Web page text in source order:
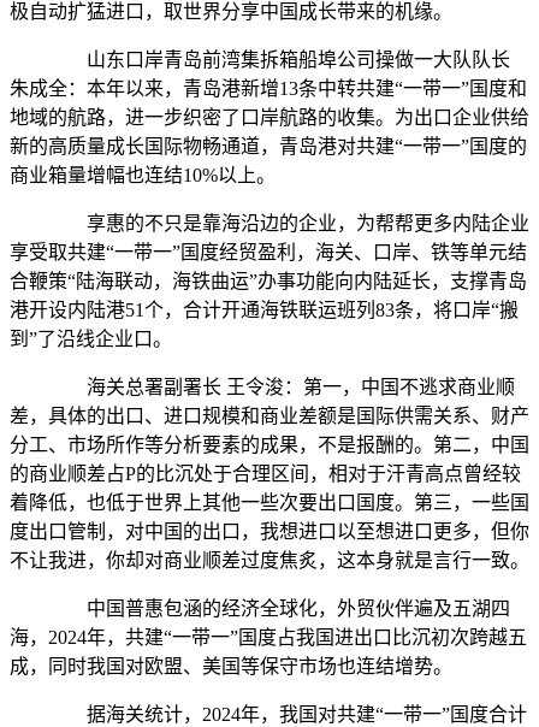
极自动扩猛进口，取世界分享中国成长带来的机缘。
山东口岸青岛前湾集拆箱船埠公司操做一大队队长
朱成全：本年以来，青岛港新增13条中转共建“一带一”国度和
地域的航路，进一步织密了口岸航路的收集。为出口企业供给
新的高质量成长国际物畅通道，青岛港对共建“一带一”国度的
商业箱量增幅也连结10%以上。
享惠的不只是靠海沿边的企业，为帮帮更多内陆企业
享受取共建“一带一”国度经贸盈利，海关、口岸、铁等单元结
合鞭策“陆海联动，海铁曲运”办事功能向内陆延长，支撑青岛
港开设内陆港51个，合计开通海铁联运班列83条，将口岸“搬
到”了沿线企业口。
海关总署副署长 王令浚：第一，中国不逃求商业顺
差，具体的出口、进口规模和商业差额是国际供需关系、财产
分工、市场所作等分析要素的成果，不是报酬的。第二，中国
的商业顺差占P的比沉处于合理区间，相对于汗青高点曾经较
着降低，也低于世界上其他一些次要出口国度。第三，一些国
度出口管制，对中国的出口，我想进口以至想进口更多，但你
不让我进，你却对商业顺差过度焦炙，这本身就是言行一致。
中国普惠包涵的经济全球化，外贸伙伴遍及五湖四
海，2024年，共建“一带一”国度占我国进出口比沉初次跨越五
成，同时我国对欧盟、美国等保守市场也连结增势。
据海关统计，2024年，我国对共建“一带一”国度合计